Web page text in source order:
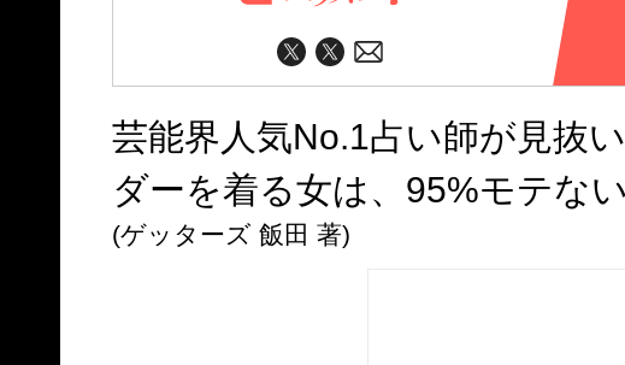
芸能界人気No.1占い師が見抜
ダーを着る女は、95%モテな
(ゲッターズ 飯田 著)